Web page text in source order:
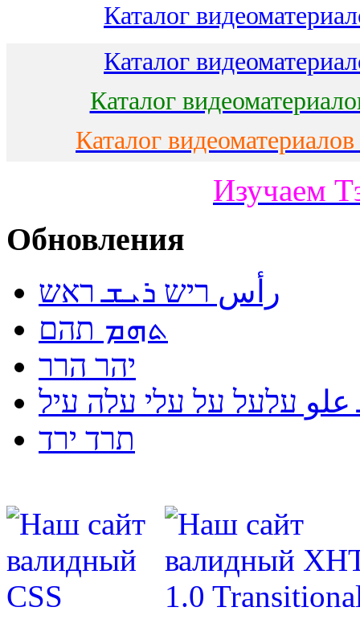
Каталог
Каталог
Каталог
Каталог
Изучаем
Обновления
رأس ריש ܪܝܫ ראש
ܬܗܡ תהם
יהר הרר
עלעל על עלי עלה עיל
תרד ירד